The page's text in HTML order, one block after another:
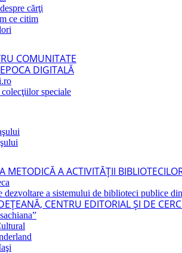
cărţi
ce citim
COMUNITATE
DIGITALĂ
speciale
METODICĂ A ACTIVITĂŢII
dezvoltare a sistemului de biblioteci publice
CENTRU EDITORIAL ŞI DE